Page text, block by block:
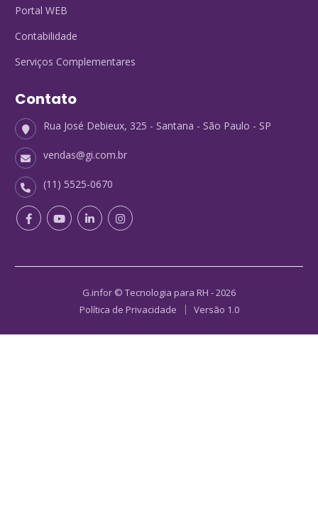
Portal WEB
Contabilidade
Serviços Complementares
Contato
Rua José Debieux, 325 - Santana - São Paulo - SP
vendas@gi.com.br
(11) 5525-0670
G.infor © Tecnologia para RH - 2026
Política de Privacidade
Versão 1.0